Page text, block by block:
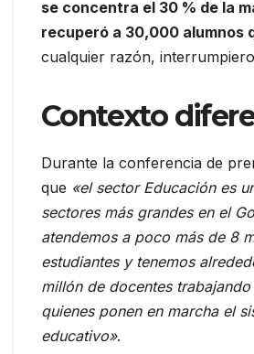
se concentra el 30 % de la
recuperó a 30,000 alumnos
cualquier razón,
Contexto
Durante la conferencia de
que «el sector Educación es
sectores más grandes en el
atendemos a poco más de 8
estudiantes y tenemos
millón de docentes
quienes ponen en marcha el
educativo».